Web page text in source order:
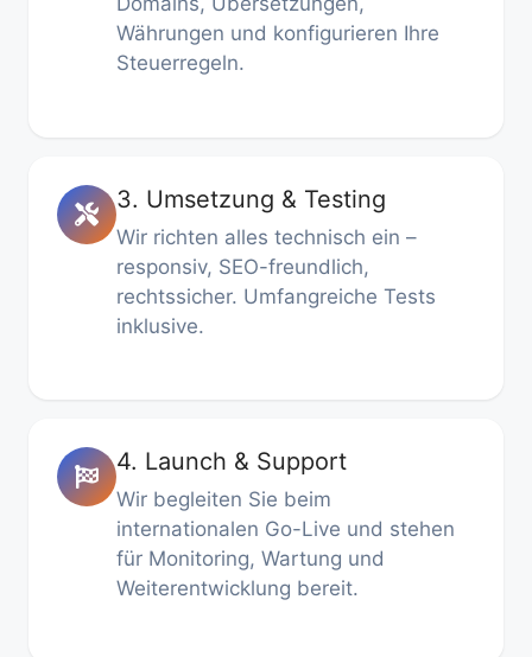
Währungen und konfigurieren Ihre
Steuerregeln.
3. Umsetzung & Testing
Wir richten alles technisch ein –
responsiv, SEO-freundlich,
rechtssicher. Umfangreiche Tests
inklusive.
4. Launch & Support
Wir begleiten Sie beim
internationalen Go-Live und stehen
für Monitoring, Wartung und
Weiterentwicklung bereit.